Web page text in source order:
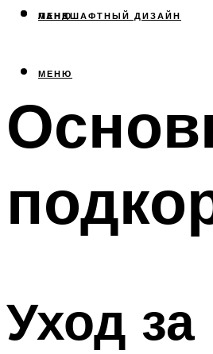
ЛАНДШАФТНЫЙ ДИЗАЙН
МЕНЮ
МЕНЮ
Уход